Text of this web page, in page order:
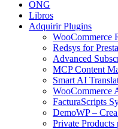
ONG
Libros
Adquirir Plugins
WooCommerce
Redsys for
Advanced
MCP Content
Smart AI
WooCommerce
FacturaScripts
DemoWP –
Private Products